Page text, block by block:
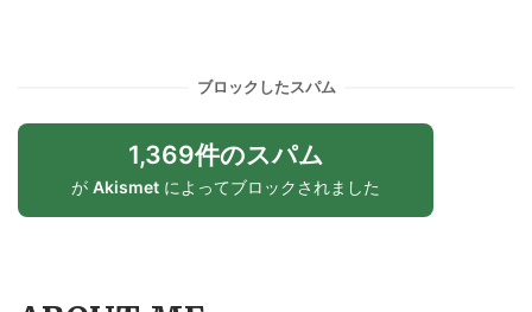
ブロックしたスパム
1,369件のスパム
が Akismet によってブロックされました